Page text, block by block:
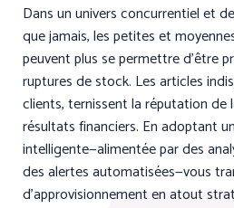
Dans un univers concurrentiel et
que jamais, les petites et
peuvent plus se permettre d’être
ruptures de stock. Les articles
clients, ternissent la réputation de
résultats financiers. En adoptant
intelligente—alimentée par des
des alertes automatisées—vous
d’approvisionnement en atout